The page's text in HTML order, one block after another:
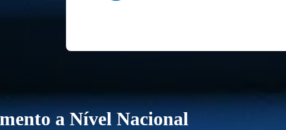
a Nível Nacional